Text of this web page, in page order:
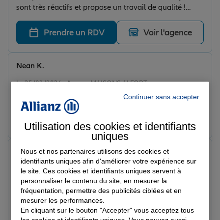
sont très réactifs et propose un travail de qualité !
Merci à vous deux
Prendre un RDV Voir l'agence
Le 25/03/2026 - Agence MAISONS ALFORT
Nean K.
Note de 5 sur 5
Le 23/03/2026 - Agence MAISONS ALFORT
Très bonne expérience avec Allianz ! Conseiller à
l’écoute, explications claires et suivi impeccable. Mon
dossier a été géré rapidement et efficacement. C’est
rare de trouver un service aussi sérieux aujourd’hui. Je
HMZ
Prendre un RDV Voir l'agence
Continuer sans accepter
Utilisation des cookies et identifiants
uniques
Nous et nos partenaires utilisons des cookies et
identifiants uniques afin d'améliorer votre expérience sur
le site. Ces cookies et identifiants uniques servent à
personnaliser le contenu du site, en mesurer la
fréquentation, permettre des publicités ciblées et en
mesurer les performances.
En cliquant sur le bouton "Accepter" vous acceptez tous